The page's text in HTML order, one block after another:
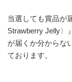
当選しても賞品が
Strawberry Jelly〉
が届くか分からな
ております。